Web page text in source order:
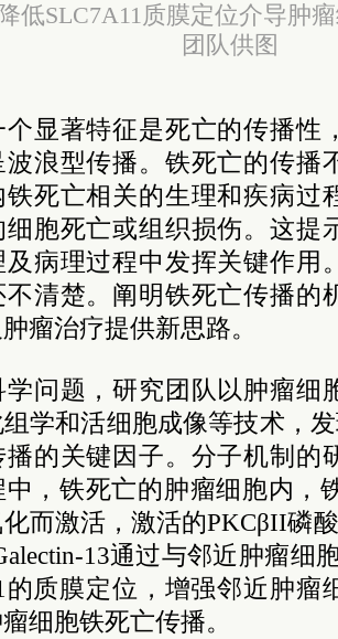
低SLC7A11质膜定位介导肿
团队供图
显著特征是死亡的传播性
浪型传播。铁死亡的传播
死亡相关的生理和疾病过
细胞死亡或组织损伤。这提
病理过程中发挥关键作用
清楚。阐明铁死亡传播的
瘤治疗提供新思路。
问题，研究团队以肿瘤细
学和活细胞成像等技术，
播的关键因子。分子机制的
，铁死亡的肿瘤细胞内，
而激活，激活的PKCβII磷
13通过与邻近肿瘤细
的质膜定位，增强邻近肿瘤
细胞铁死亡传播。